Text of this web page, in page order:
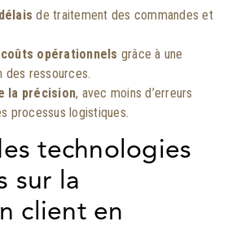
de traitement des commandes et
opérationnels grâce à une
des ressources.
la précision, avec moins d’erreurs
processus logistiques.
technologies
sur la
client en